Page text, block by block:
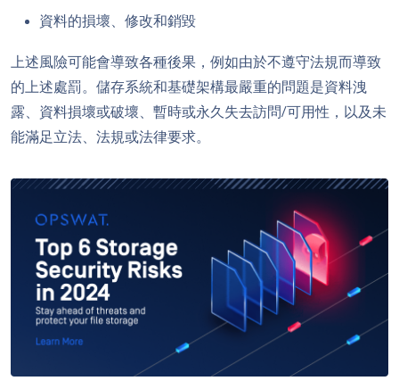
資料的損壞、修改和銷毀
上述風險可能會導致各種後果，例如由於不遵守法規而導致
的上述處罰。儲存系統和基礎架構最嚴重的問題是資料洩
露、資料損壞或破壞、暫時或永久失去訪問/可用性，以及未
能滿足立法、法規或法律要求。